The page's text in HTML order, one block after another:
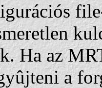
Ha az
a